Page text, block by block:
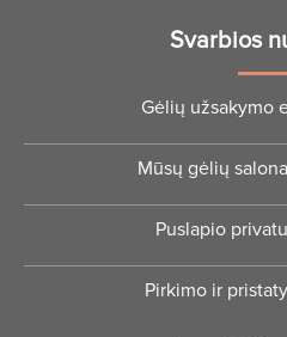
Svarbios
Gėlių užsakymo
Mūsų gėlių
Puslapio
Pirkimo ir